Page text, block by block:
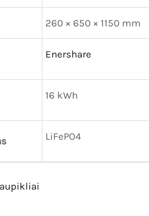
260 × 650 × 1150 mm
Enershare
16 kWh
LiFePO4